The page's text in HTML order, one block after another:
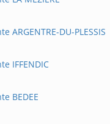
ARGENTRE-DU-PLESSIS
IFFENDIC
BEDEE